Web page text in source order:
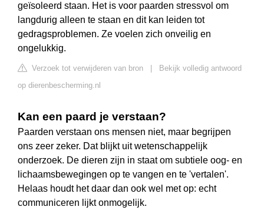
geïsoleerd staan. Het is voor paarden stressvol om
langdurig alleen te staan en dit kan leiden tot
gedragsproblemen. Ze voelen zich onveilig en
ongelukkig.
Verzoek tot verwijderen van bron
Bekijk volledig antwoord
op dierenbescherming.nl
Kan een paard je verstaan?
Paarden verstaan ons mensen niet, maar begrijpen
ons zeer zeker. Dat blijkt uit wetenschappelijk
onderzoek. De dieren zijn in staat om subtiele oog- en
lichaamsbewegingen op te vangen en te 'vertalen'.
Helaas houdt het daar dan ook wel met op: echt
communiceren lijkt onmogelijk.